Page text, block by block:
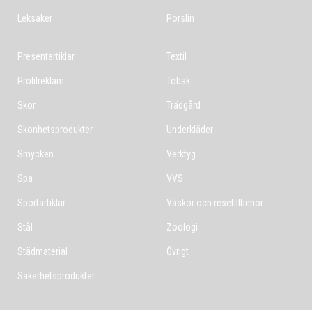
Leksaker Porslin
Presentartiklar
Profilreklam
Skor
Skönhetsprodukter
Smycken
Spa
Sportartiklar
Stål
Städmaterial
Säkerhetsprodukter
Textil
Tobak
Trädgård
Underkläder
Verktyg
VVS
Väskor och resetillbehör
Zoologi
Övrigt